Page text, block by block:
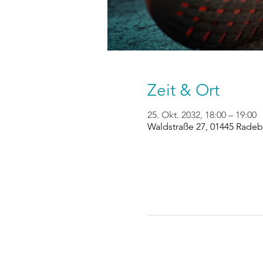
Zeit & Ort
25. Okt. 2032, 18:00 – 19:00
Waldstraße 27, 01445